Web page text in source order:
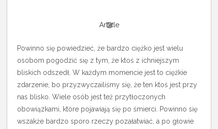
Article
Powinno się powiedzieć, że bardzo ciężko jest wielu
osobom pogodzić się z tym, że ktoś z ichniejszym
bliskich odszedł. W każdym momencie jest to ciężkie
zdarzenie, bo przyzwyczailiśmy się, że ten ktoś jest przy
nas blisko. Wiele osób jest też przytłoczonych
obowiązkami, które pojawiają się po śmierci. Powinno się
wszakże bardzo sporo rzeczy pozałatwiać, a po głowie